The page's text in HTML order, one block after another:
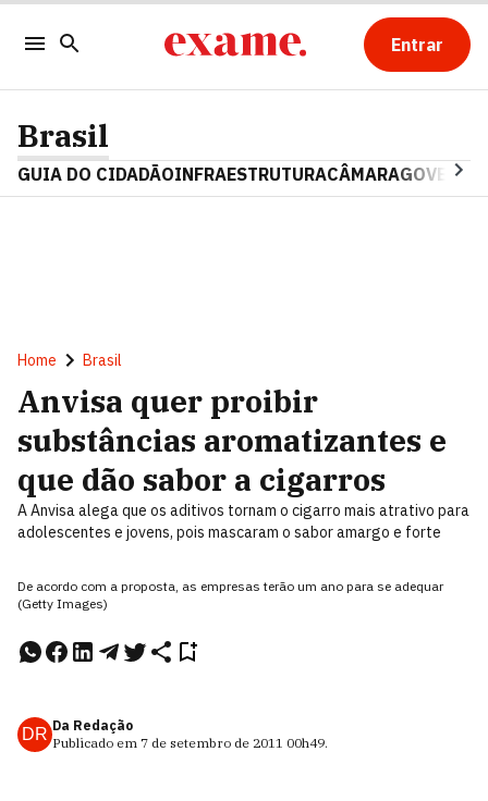
Entrar
Brasil
GUIA DO CIDADÃOINFRAESTRUTURACÂMARAGOVERNO
Home Brasil
Anvisa quer proibir
substâncias aromatizantes e
que dão sabor a cigarros
A Anvisa alega que os aditivos tornam o cigarro mais atrativo para
adolescentes e jovens, pois mascaram o sabor amargo e forte
De acordo com a proposta, as empresas terão um ano para se adequar
(Getty Images)
DR Da Redação
Publicado em 7 de setembro de 2011 00h49.